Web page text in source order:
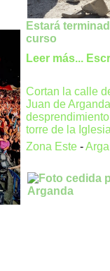
Estará
curso
Leer más...
Cortan la calle
Juan de
torre de la
Zona Este -